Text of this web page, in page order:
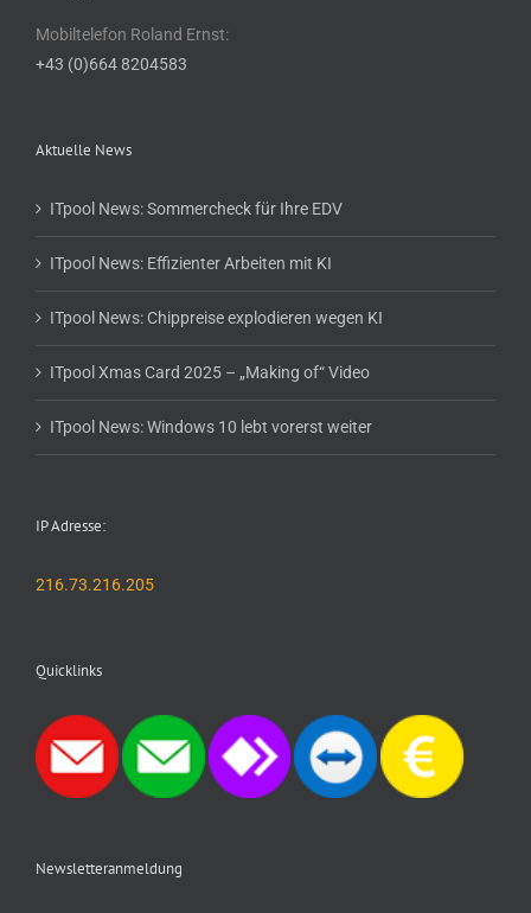
Mobiltelefon Roland Ernst:
+43 (0)664 8204583
Aktuelle News
ITpool News: Sommercheck für Ihre EDV
ITpool News: Effizienter Arbeiten mit KI
ITpool News: Chippreise explodieren wegen KI
ITpool Xmas Card 2025 – „Making of“ Video
ITpool News: Windows 10 lebt vorerst weiter
IP Adresse:
216.73.216.205
Quicklinks
Newsletteranmeldung